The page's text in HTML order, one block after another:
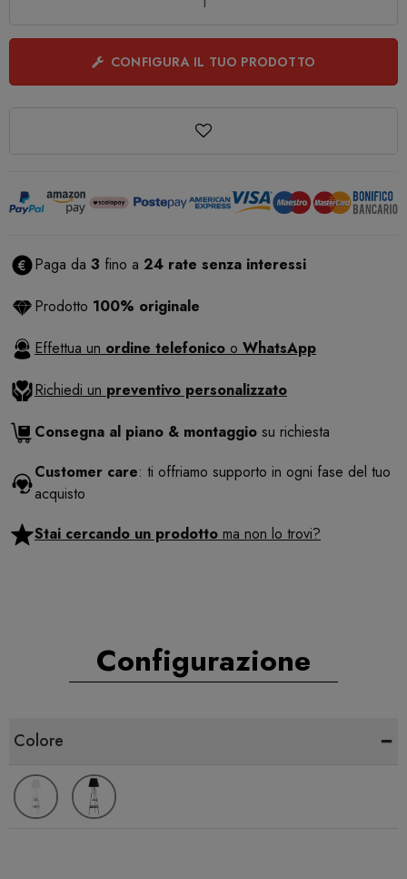
CONFIGURA IL TUO PRODOTTO
Paga da 3 fino a 24 rate senza interessi
Prodotto 100% originale
Effettua un ordine telefonico o WhatsApp
Richiedi un preventivo personalizzato
Consegna al piano & montaggio su richiesta
Customer care: ti offriamo supporto in ogni fase del tuo
acquisto
Stai cercando un prodotto ma non lo trovi?
Configurazione
Colore -